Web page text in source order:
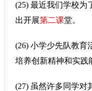
(25) 最近我们学校为
出开展第二课堂。
(26) 小学少先队教育
培养创新精神和实践
(27) 虽然许多同学对